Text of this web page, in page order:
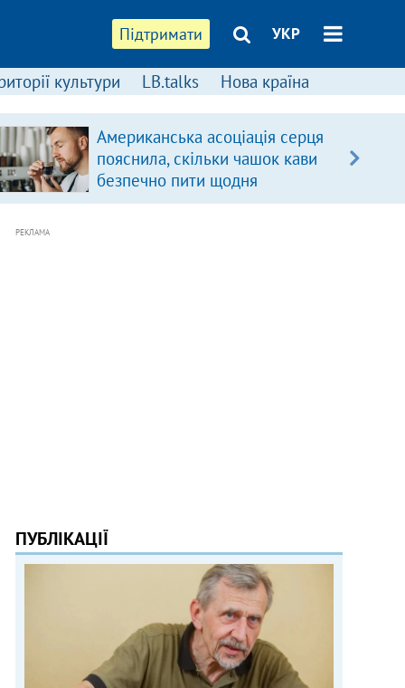
Підтримати УКР
культури LB.talks Нова країна
Американська асоціація серця
пояснила, скільки чашок кави
безпечно пити щодня
РЕКЛАМА
ПУБЛІКАЦІЇ